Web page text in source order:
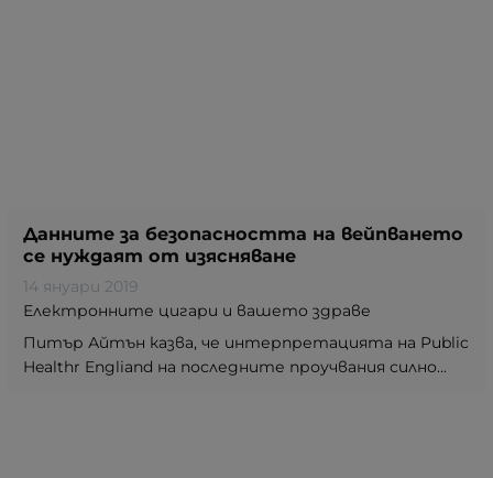
Данните за безопасността на вейпването
се нуждаят от изясняване
14 януари 2019
Електронните цигари и вашето здраве
Питър Айтън казва, че интерпретацията на Public
Healthr Engliand на последните проучвания силно...